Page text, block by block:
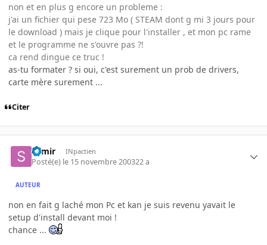
non et en plus g encore un probleme :
j'ai un fichier qui pese 723 Mo ( STEAM dont g mi 3 jours pour
le download ) mais je clique pour l'installer , et mon pc rame
et le programme ne s'ouvre pas ?!
ca rend dingue ce truc !
as-tu formater ? si oui, c'est surement un prob de drivers,
carte mère surement ...
Citer
Samir INpactien
Posté(e) le 15 novembre 200322 a
AUTEUR
non en fait g laché mon Pc et kan je suis revenu yavait le
setup d'install devant moi !
chance ...